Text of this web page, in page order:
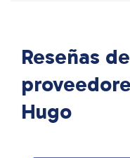
Reseñas
Hugo